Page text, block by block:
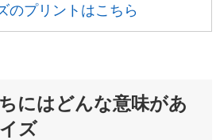
のプリントはこちら
にはどんな意味があ
ズ